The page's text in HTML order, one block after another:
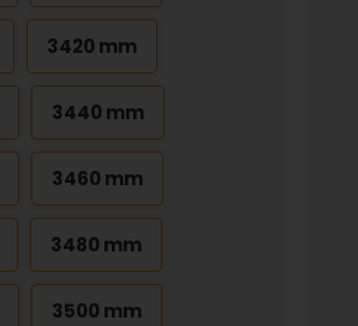
3420 mm
3440 mm
3460 mm
3480 mm
3500 mm